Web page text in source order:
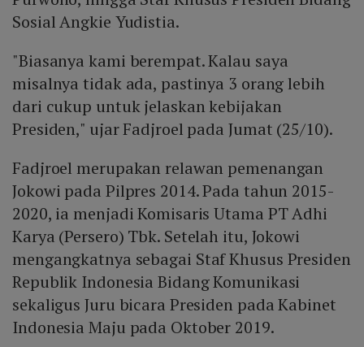
Sosial Angkie Yudistia.
"Biasanya kami berempat. Kalau saya
misalnya tidak ada, pastinya 3 orang lebih
dari cukup untuk jelaskan kebijakan
Presiden," ujar Fadjroel pada Jumat (25/10).
Fadjroel merupakan relawan pemenangan
Jokowi pada Pilpres 2014. Pada tahun 2015-
2020, ia menjadi Komisaris Utama PT Adhi
Karya (Persero) Tbk. Setelah itu, Jokowi
mengangkatnya sebagai Staf Khusus Presiden
Republik Indonesia Bidang Komunikasi
sekaligus Juru bicara Presiden pada Kabinet
Indonesia Maju pada Oktober 2019.